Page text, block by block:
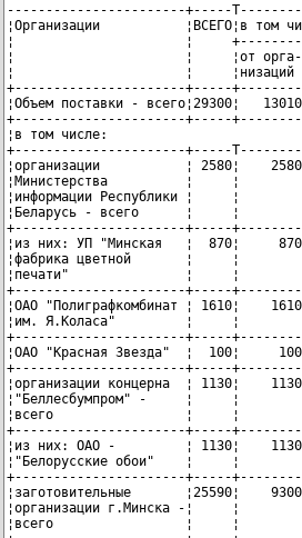
-----------------------+-----
¦Организации           ¦ВСЕГО¦в том
¦                      ¦     +--------+--------
¦                      ¦     ¦от орга-¦от
¦                      ¦     ¦низаций
+----------------------+-----
¦Объем поставки - всего¦29300¦
+----------------------+-----
¦в том числе:
+----------------------+-----
¦организации           ¦ 2580¦
¦Министерства          ¦
¦информации Республики
¦Беларусь - всего      ¦
+----------------------+-----
¦из них: УП "Минская   ¦
¦фабрика цветной       ¦
¦печати"               ¦     ¦
+----------------------+-----
¦ОАО "Полиграфкомбинат ¦
¦им. Я.Коласа"         ¦     ¦
+----------------------+-----
¦ОАО "Красная Звезда"  ¦
+----------------------+-----
¦организации концерна  ¦
¦"Беллесбумпром" -     ¦
¦всего                 ¦     ¦
+----------------------+-----
¦из них: ОАО -         ¦ 1130¦
¦"Белорусские обои"    ¦
+----------------------+-----
¦заготовительные       ¦25590¦
¦организации г.Минска -¦
¦всего                 ¦     ¦